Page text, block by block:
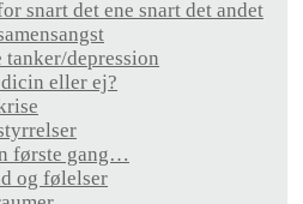
snart det ene snart det andet
tanker/depression
eller ej?
første gang…
og følelser